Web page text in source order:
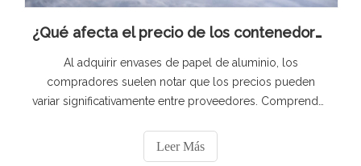
¿Qué afecta el precio de los contenedores de papel de aluminio?
Al adquirir envases de papel de aluminio, los
compradores suelen notar que los precios pueden
variar significativamente entre proveedores. Comprender
de aluminio ayuda a los importadores, distribuidores y
proveedores de catering a tomar decisiones de compra
Leer Más